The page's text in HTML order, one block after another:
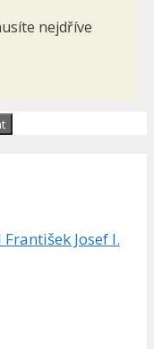
nejdříve
Josef I.